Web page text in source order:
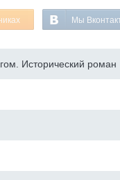
Мы
Исторический роман